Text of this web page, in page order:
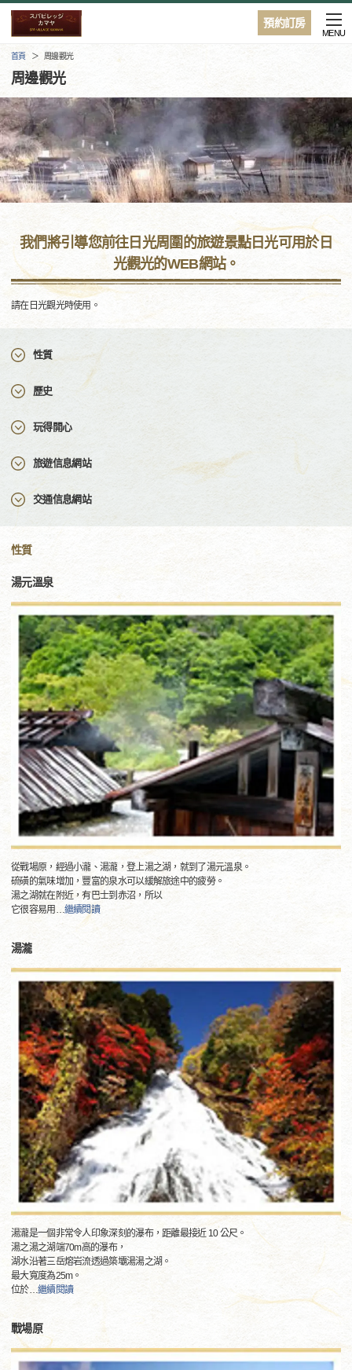
預約訂房
MENU
首頁 周邊觀光
周邊觀光
我們將引導您前往日光周圍的旅遊景點日光可用於日
光觀光的WEB網站。
請在日光觀光時使用。
性質
歷史
玩得開心
旅遊信息網站
交通信息網站
性質
湯元溫泉
從戰場原，經過小瀧、湯瀧，登上湯之湖，就到了湯元溫泉。
硫磺的氣味增加，豐富的泉水可以緩解旅途中的疲勞。
湯之湖就在附近，有巴士到赤沼，所以
它很容易用 …繼續閱讀
湯瀧
湯瀧是一個非常令人印象深刻的瀑布，距離最接近 10 公尺。
湯之湯之湖端70m高的瀑布，
湖水沿著三岳熔岩流透過築壩湯湯之湖。
最大寬度為25m。
位於…繼續閱讀
戰場原